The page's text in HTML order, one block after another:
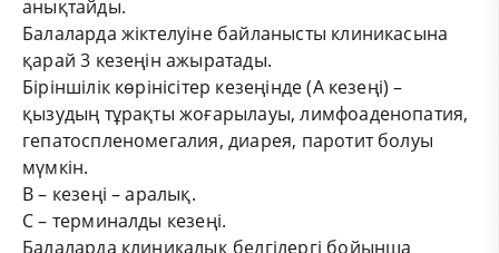
анықтайды.
Балаларда жіктелуіне байланысты клиникасына
қарай 3 кезеңін ажыратады.
Біріншілік көрінісітер кезеңінде (А кезеңі) –
қызудың тұрақты жоғарылауы, лимфоаденопатия,
гепатоспленомегалия, диарея, паротит болуы
мүмкін.
В – кезеңі – аралық.
С – терминалды кезеңі.
Балаларда клиникалық белгілергі бойынша